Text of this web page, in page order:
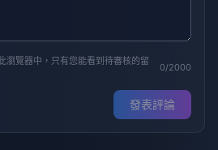
瀏覽器中，只有您能看到待審核的留
0/2000
發表評論